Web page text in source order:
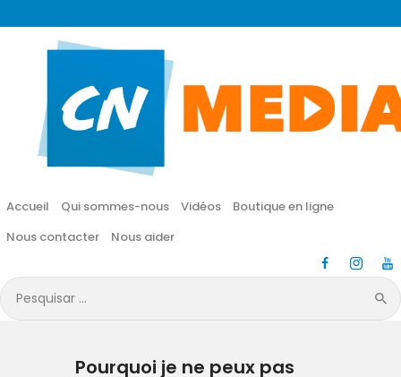
Accueil Qui sommes-nous Vidéos
Boutique en ligne
Nous contacter
Nous aider
Pesquisar
por:
CN MÉDIA
Une vie nouvelle en JESUS !
Accueil
Vidéos
Boutique en ligne
Pourquoi je ne peux pas